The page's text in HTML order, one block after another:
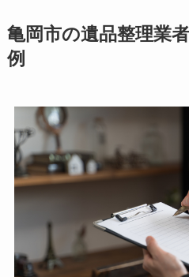
亀岡市の遺品整理業
例